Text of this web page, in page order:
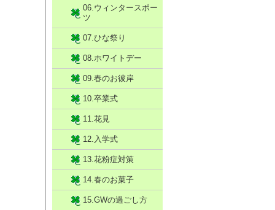
06.ウィンタースポー
ツ
07.ひな祭り
08.ホワイトデー
09.春のお彼岸
10.卒業式
11.花見
12.入学式
13.花粉症対策
14.春のお菓子
15.GWの過ごし方